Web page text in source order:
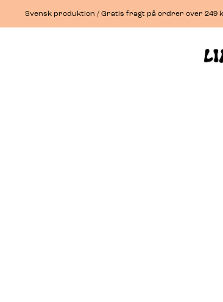
Svensk produktion / Gratis fragt på ordrer over 249